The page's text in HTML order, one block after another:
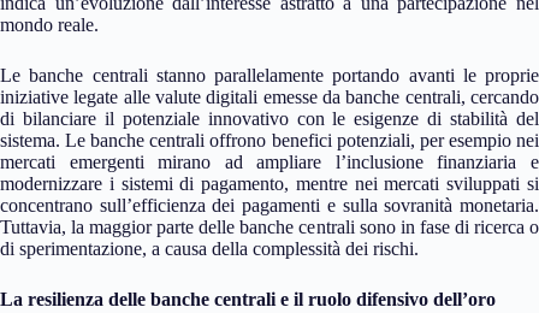
mondo reale.
Le banche centrali stanno parallelamente portando avanti le proprie
iniziative legate alle valute digitali emesse da banche centrali, cercando
di bilanciare il potenziale innovativo con le esigenze di stabilità del
sistema. Le banche centrali offrono benefici potenziali, per esempio nei
mercati emergenti mirano ad ampliare l’inclusione finanziaria e
modernizzare i sistemi di pagamento, mentre nei mercati sviluppati si
concentrano sull’efficienza dei pagamenti e sulla sovranità monetaria.
Tuttavia, la maggior parte delle banche centrali sono in fase di ricerca o
di sperimentazione, a causa della complessità dei rischi.
La resilienza delle banche centrali e il ruolo difensivo dell’oro